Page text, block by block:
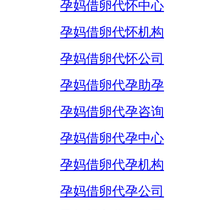
孕妈借卵代怀中心
孕妈借卵代怀机构
孕妈借卵代怀公司
孕妈借卵代孕助孕
孕妈借卵代孕咨询
孕妈借卵代孕中心
孕妈借卵代孕机构
孕妈借卵代孕公司